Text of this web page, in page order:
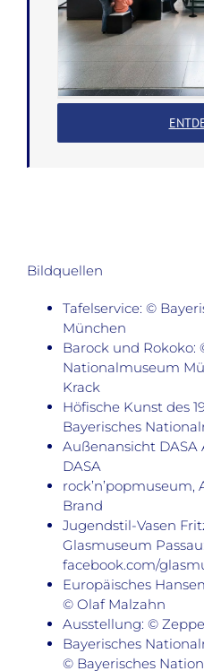
Bildquellen
Tafelservice: ©
München
Barock und Rokoko:
Nationalmuseum
Krack
Höfische Kunst des
Bayerisches
Außenansicht
DASA
Brand
Jugendstil-Vasen
Glasmuseum
facebook.com/
Europäisches
© Olaf Malzahn
Ausstellung: ©
Bayerisches
© Bayerisches